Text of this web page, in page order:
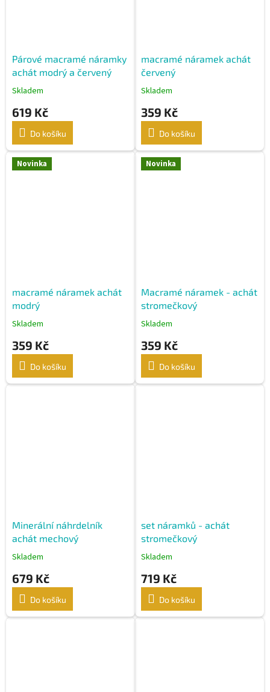
Párové macramé náramky
achát modrý a červený
Skladem
619 Kč
Do košíku
macramé náramek achát
červený
Skladem
359 Kč
Do košíku
Novinka
macramé náramek achát
modrý
Skladem
359 Kč
Do košíku
Novinka
Macramé náramek - achát
stromečkový
Skladem
359 Kč
Do košíku
Minerální náhrdelník
achát mechový
Skladem
679 Kč
Do košíku
set náramků - achát
stromečkový
Skladem
719 Kč
Do košíku